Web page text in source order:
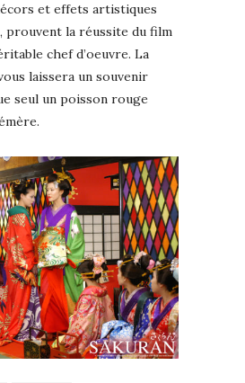
et effets artistiques
prouvent la réussite du film
chef d’oeuvre. La
laissera un souvenir
seul un poisson rouge